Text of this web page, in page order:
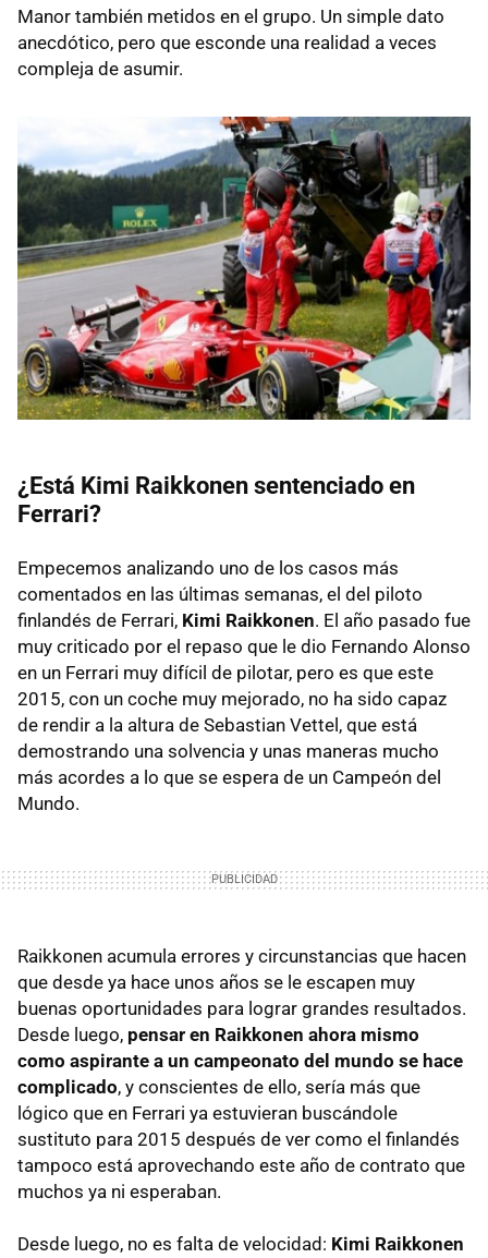
Manor también metidos en el grupo. Un simple dato
anecdótico, pero que esconde una realidad a veces
compleja de asumir.
¿Está Kimi Raikkonen sentenciado en
Ferrari?
Empecemos analizando uno de los casos más
comentados en las últimas semanas, el del piloto
finlandés de Ferrari, Kimi Raikkonen. El año pasado fue
muy criticado por el repaso que le dio Fernando Alonso
en un Ferrari muy difícil de pilotar, pero es que este
2015, con un coche muy mejorado, no ha sido capaz
de rendir a la altura de Sebastian Vettel, que está
demostrando una solvencia y unas maneras mucho
más acordes a lo que se espera de un Campeón del
Mundo.
Raikkonen acumula errores y circunstancias que hacen
que desde ya hace unos años se le escapen muy
buenas oportunidades para lograr grandes resultados.
Desde luego, pensar en Raikkonen ahora mismo
como aspirante a un campeonato del mundo se hace
complicado, y conscientes de ello, sería más que
lógico que en Ferrari ya estuvieran buscándole
sustituto para 2015 después de ver como el finlandés
tampoco está aprovechando este año de contrato que
muchos ya ni esperaban.
Desde luego, no es falta de velocidad: Kimi Raikkonen